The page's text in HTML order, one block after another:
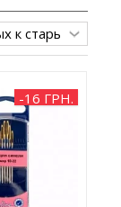
-16 ГРН.